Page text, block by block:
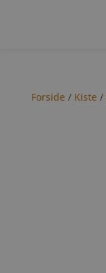
Forside/ Kiste/